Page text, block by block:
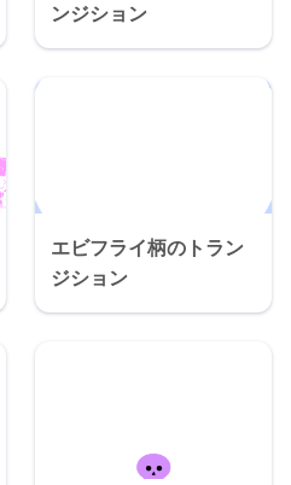
ンジション
エビフライ柄のトラン
ジション